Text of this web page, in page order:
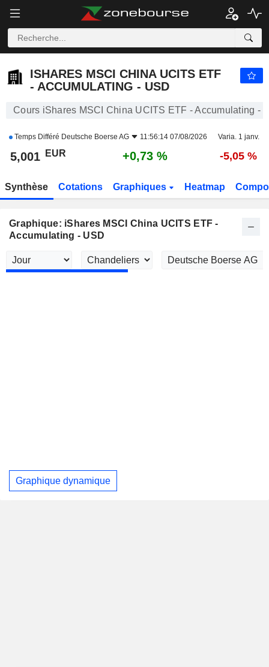
ISHARES MSCI CHINA UCITS ETF
- ACCUMULATING - USD
Cours iShares MSCI China UCITS ETF - Accumulating -
Temps Différé Deutsche Boerse AG 11:56:14 07/08/2026 Varia. 1 janv.
5,001 EUR +0,73 % -5,05 %
Synthèse Cotations Graphiques Heatmap
Graphique: iShares MSCI China UCITS ETF -
Accumulating - USD
Graphique dynamique